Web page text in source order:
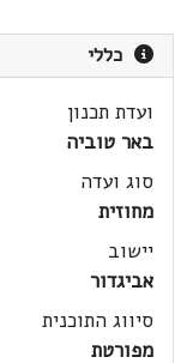
כללי
ועדת תכנון
באר טוביה
סוג ועדה
מחוזית
יישוב
אביגדור
סיווג התוכנית
מפורטת